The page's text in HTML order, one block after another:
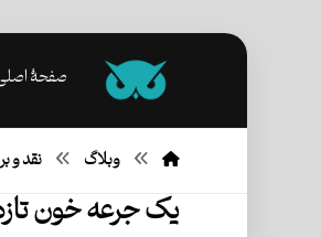
صفحۀ
وبلاگ نقد و
یک جرعه خون